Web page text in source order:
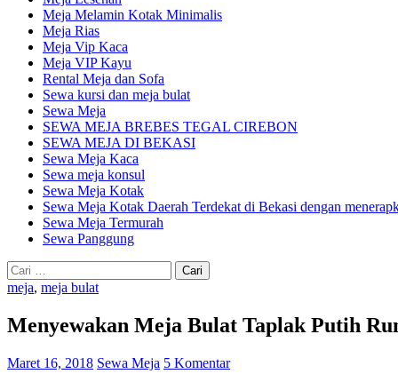
Meja Melamin Kotak Minimalis
Meja Rias
Meja Vip Kaca
Meja VIP Kayu
Rental Meja dan Sofa
Sewa kursi dan meja bulat
Sewa Meja
SEWA MEJA BREBES TEGAL CIREBON
SEWA MEJA DI BEKASI
Sewa Meja Kaca
Sewa meja konsul
Sewa Meja Kotak
Sewa Meja Kotak Daerah Terdekat di Bekasi dengan
Sewa Meja Termurah
Sewa Panggung
Cari
untuk:
meja, meja bulat
Menyewakan Meja Bulat Taplak Putih
Maret 16, 2018 Sewa Meja 5 Komentar